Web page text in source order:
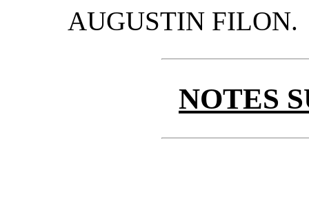
AUGUSTIN FILON.
NOTES